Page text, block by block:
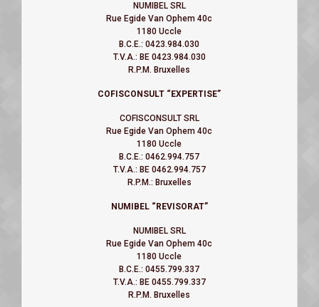
NUMIBEL SRL
Rue Egide Van Ophem 40c
1180 Uccle
B.C.E.: 0423.984.030
T.V.A.: BE 0423.984.030
R.P.M. Bruxelles
COFISCONSULT “EXPERTISE”
COFISCONSULT SRL
Rue Egide Van Ophem 40c
1180 Uccle
B.C.E.: 0462.994.757
T.V.A.: BE 0462.994.757
R.P.M.: Bruxelles
NUMIBEL “REVISORAT”
NUMIBEL SRL
Rue Egide Van Ophem 40c
1180 Uccle
B.C.E.: 0455.799.337
T.V.A.: BE 0455.799.337
R.P.M. Bruxelles